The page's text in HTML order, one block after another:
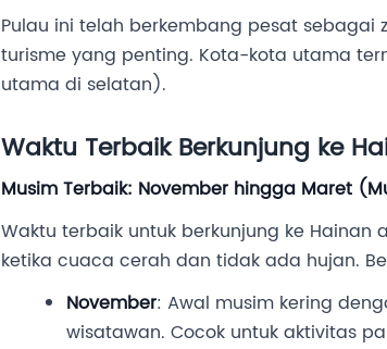
Pulau ini telah berkembang pesat sebagai
turisme yang penting. Kota-kota utama
utama di selatan).
Waktu Terbaik Berkunjung ke
Musim Terbaik: November hingga Maret
Waktu terbaik untuk berkunjung ke
ketika cuaca cerah dan tidak ada hujan.
November: Awal musim kering
wisatawan. Cocok untuk aktivitas